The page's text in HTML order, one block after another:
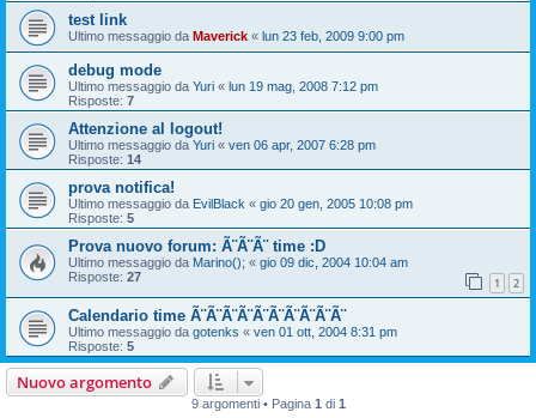
test link
Ultimo messaggio da Maverick « lun 23 feb, 2009 9:00 pm
debug mode
Ultimo messaggio da Yuri « lun 19 mag, 2008 7:12 pm
Risposte: 7
Attenzione al logout!
Ultimo messaggio da Yuri « ven 06 apr, 2007 6:28 pm
Risposte: 14
prova notifica!
Ultimo messaggio da EvilBlack « gio 20 gen, 2005 10:08 pm
Risposte: 5
Prova nuovo forum: Ã¨Ã¨Ã¨ time :D
Ultimo messaggio da Marino(); « gio 09 dic, 2004 10:04 am
Risposte: 27 1 2
Calendario time Ã¨Ã¨Ã¨Ã¨Ã¨Ã¨Ã¨Ã¨Ã¨Ã¨
Ultimo messaggio da gotenks « ven 01 ott, 2004 8:31 pm
Risposte: 5
Nuovo argomento
9 argomenti • Pagina 1 di 1